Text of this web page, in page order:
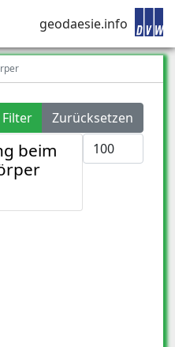
geodaesie.info
Filter
Zurücksetzen
Anzeige #
beim